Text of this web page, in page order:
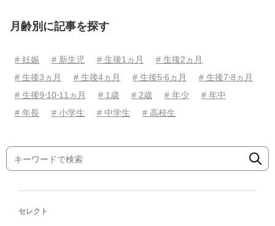
月齢別に記事を探す
# 妊娠 # 新生児 # 生後1ヵ月
# 生後2ヵ月
# 生後3ヵ月
# 生後4ヵ月 # 生後5⋅6ヵ月
# 生後7⋅8ヵ月
# 生後9⋅10⋅11ヵ月
# 1歳 # 2歳 # 年少
# 年中
# 年長
# 小学生 # 中学生 # 高校生
セレクト